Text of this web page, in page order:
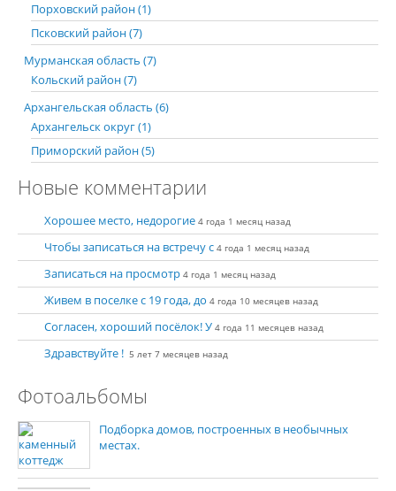
Порховский район (1)
Псковский район (7)
Мурманская область (7)
Кольский район (7)
Архангельская область (6)
Архангельск округ (1)
Приморский район (5)
Новые комментарии
Хорошее место, недорогие 4 года 1 месяц назад
Чтобы записаться на встречу с 4 года 1 месяц назад
Записаться на просмотр 4 года 1 месяц назад
Живем в поселке с 19 года, до 4 года 10 месяцев назад
Согласен, хороший посёлок! У 4 года 11 месяцев назад
Здравствуйте ! 5 лет 7 месяцев назад
Фотоальбомы
Подборка домов, построенных в необычных
местах.